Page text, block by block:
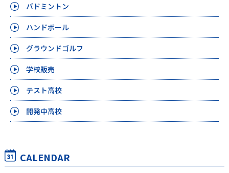
バドミントン
ハンドボール
グラウンドゴルフ
学校販売
テスト高校
開発中高校
CALENDAR